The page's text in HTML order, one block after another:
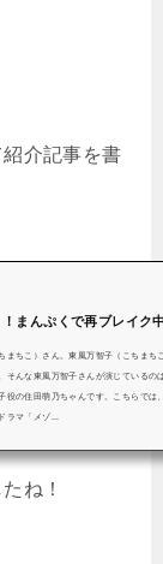
介記事を書
まんぷくで再ブレイク
まちこ）さん。東風万智子（こちまち
んな東風万智子さんが演じているの
の住田萌乃ちゃんです。こちらでは
ラマ「メゾ...
ね！